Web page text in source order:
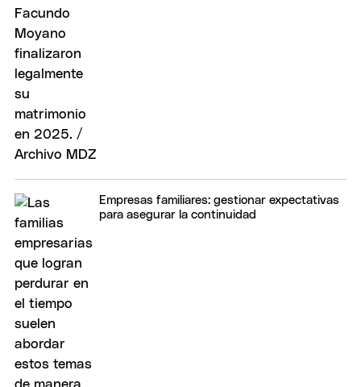
Empresas familiares: gestionar expectativas
para asegurar la continuidad